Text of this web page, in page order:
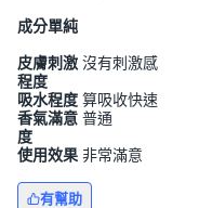
成分單純
皮膚刺激
程度
沒有刺激感
吸水程度 算吸收快速
香氣滿意
度
普通
使用效果 非常滿意
有幫助